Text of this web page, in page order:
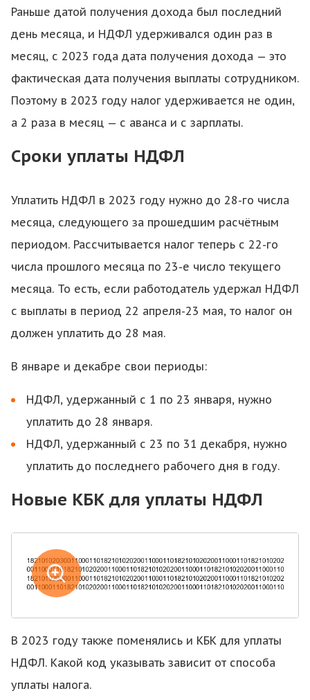
Раньше датой получения дохода был последний
день месяца, и НДФЛ удерживался один раз в
месяц, с 2023 года дата получения дохода — это
фактическая дата получения выплаты сотрудником.
Поэтому в 2023 году налог удерживается не один,
а 2 раза в месяц — с аванса и с зарплаты.
Сроки уплаты НДФЛ
Уплатить НДФЛ в 2023 году нужно до 28-го числа
месяца, следующего за прошедшим расчётным
периодом. Рассчитывается налог теперь с 22-го
числа прошлого месяца по 23-е число текущего
месяца. То есть, если работодатель удержал НДФЛ
с выплаты в период 22 апреля-23 мая, то налог он
должен уплатить до 28 мая.
В январе и декабре свои периоды:
НДФЛ, удержанный с 1 по 23 января, нужно
уплатить до 28 января.
НДФЛ, удержанный с 23 по 31 декабря, нужно
уплатить до последнего рабочего дня в году.
Новые КБК для уплаты НДФЛ
В 2023 году также поменялись и КБК для уплаты
НДФЛ. Какой код указывать зависит от способа
уплаты налога.